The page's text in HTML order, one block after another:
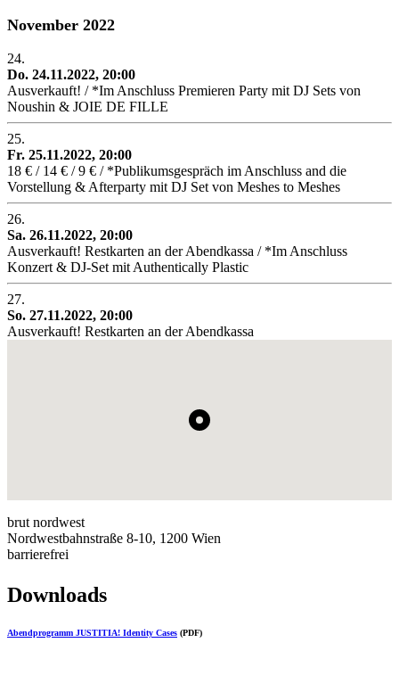
November 2022
24.
Do. 24.11.2022, 20:00
Ausverkauft! / *Im Anschluss Premieren Party mit DJ Sets von
Noushin & JOIE DE FILLE
25.
Fr. 25.11.2022, 20:00
18 € / 14 € / 9 € / *Publikumsgespräch im Anschluss and die
Vorstellung & Afterparty mit DJ Set von Meshes to Meshes
26.
Sa. 26.11.2022, 20:00
Ausverkauft! Restkarten an der Abendkassa / *Im Anschluss
Konzert & DJ-Set mit Authentically Plastic
27.
So. 27.11.2022, 20:00
Ausverkauft! Restkarten an der Abendkassa
brut nordwest
Nordwestbahnstraße 8-10, 1200 Wien
barrierefrei
Downloads
Abendprogramm JUSTITIA! Identity Cases (PDF)